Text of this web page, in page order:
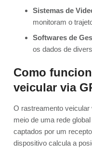
Sistemas de
monitoram o
Softwares de
os dados de
Como
veicular via
O rastreamento
meio de uma rede
captados por um
dispositivo calcula a